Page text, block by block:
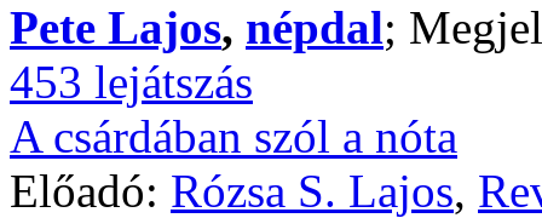
Pete Lajos, népdal;
453 lejátszás
A csárdában szól a nóta
Előadó: Rózsa S. Lajos,